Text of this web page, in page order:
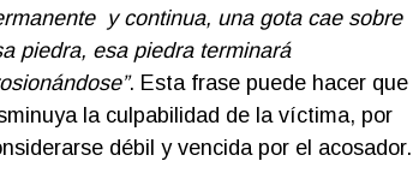
y continua, una gota cae sobre
piedra, esa piedra terminará
. Esta frase puede hacer que
la culpabilidad de la víctima, por
débil y vencida por el acosador.